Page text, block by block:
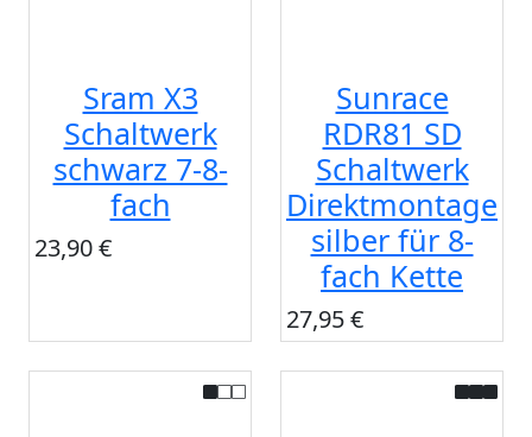
Sram X3
Schaltwerk
schwarz 7-8-
fach
23,90 €
Sunrace
RDR81 SD
Schaltwerk
Direktmontage
silber für 8-
fach Kette
27,95 €